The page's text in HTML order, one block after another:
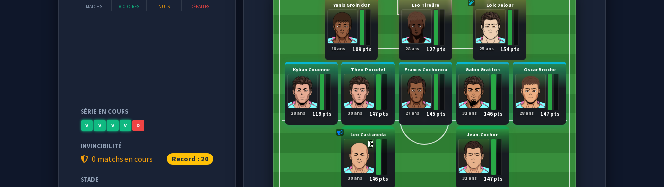
MATCHS VICTOIRES NULS DÉFAITES
SÉRIE EN COURS
V V V V D
INVINCIBILITÉ
0 matchs en cours Record : 20
STADE
Leo Castaneda
146 pts
30 ans
Jean-Cochon
147 pts
31 ans
Kylian Couenne
119 pts
28 ans
Theo Porcelet
147 pts
30 ans
Francis Cochonou
145 pts
27 ans
Gabin Gratton
146 pts
31 ans
Oscar Broche
147 pts
28 ans
Yanis Groin dOr
109 pts
26 ans
Leo Tirelire
127 pts
28 ans
Loic Delour
154 pts
25 ans